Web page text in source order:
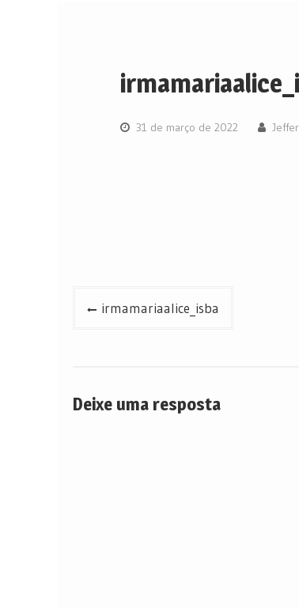
31 de março de 2022
Navegação
irmamariaalice_isba
Deixe uma resposta